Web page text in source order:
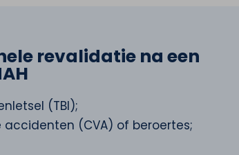
revalidatie na een
(TBI);
accidenten (CVA) of beroertes;